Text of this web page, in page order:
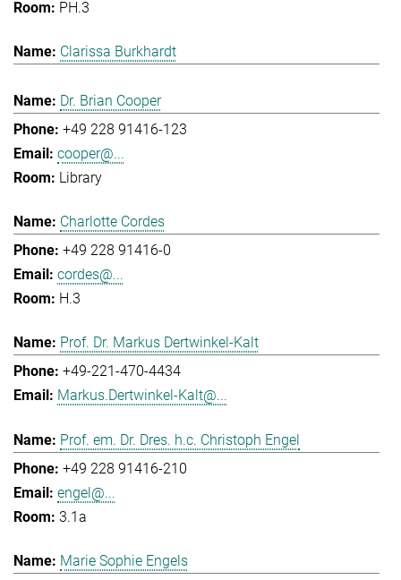
PH.3
Clarissa Burkhardt
Dr. Brian Cooper
+49 228 91416-123
cooper@...
Library
Charlotte Cordes
+49 228 91416-0
cordes@...
H.3
Prof. Dr. Markus Dertwinkel-Kalt
+49-221-470-4434
Markus.Dertwinkel-Kalt@...
Prof. em. Dr. Dres. h.c. Christoph Engel
+49 228 91416-210
engel@...
3.1a
Marie Sophie Engels